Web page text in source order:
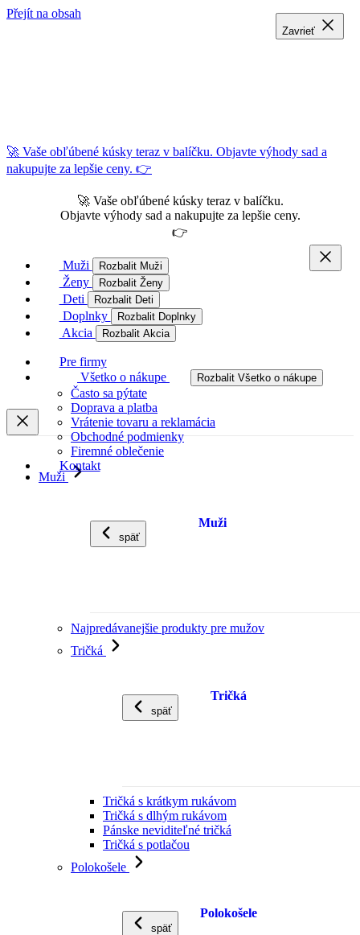
Přejít na obsah
🚀 Vaše obľúbené kúsky teraz v balíčku. Objavte výhody sad a
nakupujte za lepšie ceny. 👉
🚀 Vaše obľúbené kúsky teraz v balíčku.
Objavte výhody sad a nakupujte za lepšie ceny.
👉
Muži Rozbalit Muži
Ženy Rozbalit Ženy
Deti Rozbalit Deti
Doplnky Rozbalit Doplnky
Akcia Rozbalit Akcia
Pre firmy
Všetko o nákupe
Rozbalit Všetko o nákupe
Často sa pýtate
Doprava a platba
Vrátenie tovaru a reklamácia
Obchodné podmienky
Firemné oblečenie
Kontakt
Muži
späť
Muži
Najpredávanejšie produkty pre mužov
Tričká
späť
Tričká
Tričká s krátkym rukávom
Tričká s dlhým rukávom
Pánske neviditeľné tričká
Tričká s potlačou
Polokošele
späť
Polokošele
Zavrieť
Zavrieť
Zavrieť